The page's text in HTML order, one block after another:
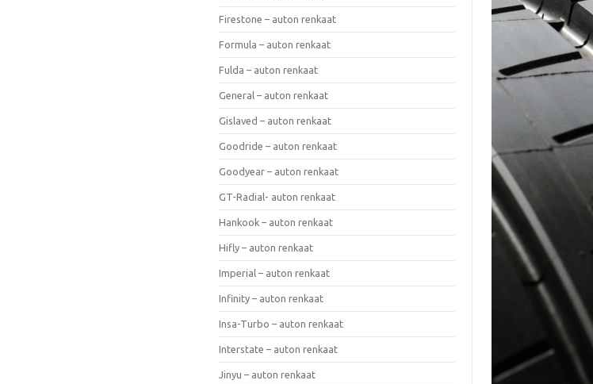
Firestone – auton renkaat
Formula – auton renkaat
Fulda – auton renkaat
General – auton renkaat
Gislaved – auton renkaat
Goodride – auton renkaat
Goodyear – auton renkaat
GT-Radial- auton renkaat
Hankook – auton renkaat
Hifly – auton renkaat
Imperial – auton renkaat
Infinity – auton renkaat
Insa-Turbo – auton renkaat
Interstate – auton renkaat
Jinyu – auton renkaat